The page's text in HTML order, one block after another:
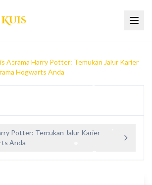
Kuis
Asrama Harry Potter: Temukan Jalur Karier
Hogwarts Anda
Potter: Temukan Jalur Karier
Anda